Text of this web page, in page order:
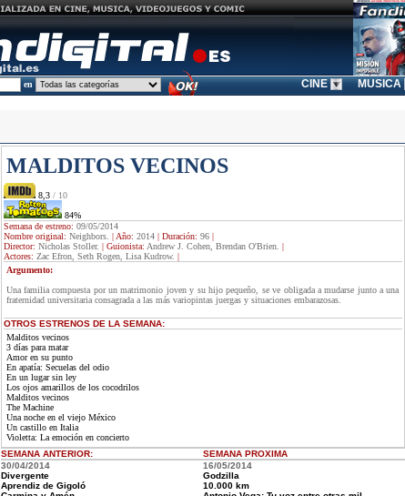
en CINE MUSICA
MALDITOS VECINOS
8,3 / 10
84%
Semana de estreno: 09/05/2014
Nombre original: Neighbors. | Año: 2014| Duración: 96|
Director: Nicholas Stoller. | Guionista: Andrew J. Cohen, Brendan O'Brien. |
Actores: Zac Efron, Seth Rogen, Lisa Kudrow. |
Argumento:
Una familia compuesta por un matrimonio joven y su hijo pequeño, se ve obligada a mudarse junto a una
fraternidad universitaria consagrada a las más variopintas juergas y situaciones embarazosas.
OTROS ESTRENOS DE LA SEMANA:
Malditos vecinos
3 días para matar
Amor en su punto
En apatía: Secuelas del odio
En un lugar sin ley
Los ojos amarillos de los cocodrilos
Malditos vecinos
The Machine
Una noche en el viejo México
Un castillo en Italia
Violetta: La emoción en concierto
SEMANA ANTERIOR: SEMANA PROXIMA
30/04/2014
Divergente
Aprendiz de Gigoló
16/05/2014
Godzilla
10.000 km